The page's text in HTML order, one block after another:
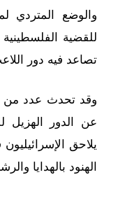
والوضع المتردي
للقضية
تصاعد فيه دور
وقد تحدث عدد من
عن الدور الهزيل
يلاحق
الهنود بالهدايا